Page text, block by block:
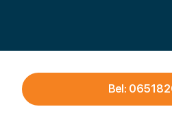
Bel: